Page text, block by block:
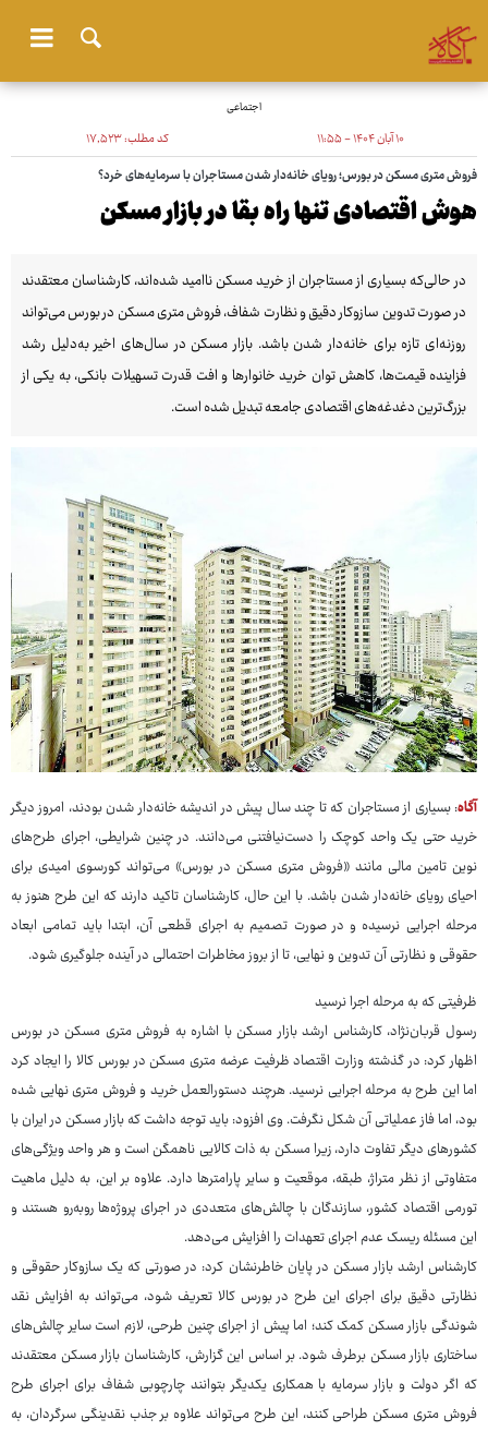
اجتماعی
۱۰ آبان ۱۴۰۴ - ۱۱:۵۵ کد مطلب:۱۷٬۵۲۳
فروش متری مسکن در بورس؛ رویای خانه‌دار شدن مستاجران با سرمایه‌های خرد؟
هوش اقتصادی تنها راه بقا در بازار مسکن
در حالی‌که بسیاری از مستاجران از خرید مسکن ناامید شده‌اند، کارشناسان معتقدند
در صورت تدوین سازوکار دقیق و نظارت شفاف، فروش متری مسکن در بورس می‌تواند
روزنه‌ای تازه برای خانه‌دار شدن باشد. بازار مسکن در سال‌های اخیر به‌دلیل رشد
فزاینده قیمت‌ها، کاهش توان خرید خانوارها و افت قدرت تسهیلات بانکی، به یکی از
بزرگ‌ترین دغدغه‌های اقتصادی جامعه تبدیل شده است.
آگاه: بسیاری از مستاجران که تا چند سال پیش در اندیشه خانه‌دار شدن بودند، امروز دیگر
خرید حتی یک واحد کوچک را دست‌نیافتنی می‌دانند. در چنین شرایطی، اجرای طرح‌های
نوین تامین مالی مانند «فروش متری مسکن در بورس» می‌تواند کورسوی امیدی برای
احیای رویای خانه‌دار شدن باشد. با این حال، کارشناسان تاکید دارند که این طرح هنوز به
مرحله اجرایی نرسیده و در صورت تصمیم به اجرای قطعی آن، ابتدا باید تمامی ابعاد
حقوقی و نظارتی آن تدوین و نهایی، تا از بروز مخاطرات احتمالی در آینده جلوگیری شود.
ظرفیتی که به مرحله اجرا نرسید
رسول قربان‌نژاد، کارشناس ارشد بازار مسکن با اشاره به فروش متری مسکن در بورس
اظهار کرد: در گذشته وزارت اقتصاد ظرفیت عرضه متری مسکن در بورس کالا را ایجاد کرد
اما این طرح به مرحله اجرایی نرسید. هرچند دستورالعمل خرید و فروش متری نهایی شده
بود، اما فاز عملیاتی آن شکل نگرفت. وی افزود: باید توجه داشت که بازار مسکن در ایران با
کشورهای دیگر تفاوت دارد، زیرا مسکن به ذات کالایی ناهمگن است و هر واحد ویژگی‌های
متفاوتی از نظر متراژ، طبقه، موقعیت و سایر پارامترها دارد. علاوه بر این، به دلیل ماهیت
تورمی اقتصاد کشور، سازندگان با چالش‌های متعددی در اجرای پروژه‌ها روبه‌رو هستند و
این مسئله ریسک عدم اجرای تعهدات را افزایش می‌دهد.
کارشناس ارشد بازار مسکن در پایان خاطرنشان کرد: در صورتی که یک سازوکار حقوقی و
نظارتی دقیق برای اجرای این طرح در بورس کالا تعریف شود، می‌تواند به افزایش نقد
شوندگی بازار مسکن کمک کند؛ اما پیش از اجرای چنین طرحی، لازم است سایر چالش‌های
ساختاری بازار مسکن برطرف شود. بر اساس این گزارش، کارشناسان بازار مسکن معتقدند
که اگر دولت و بازار سرمایه با همکاری یکدیگر بتوانند چارچوبی شفاف برای اجرای طرح
فروش متری مسکن طراحی کنند، این طرح می‌تواند علاوه بر جذب نقدینگی سرگردان، به